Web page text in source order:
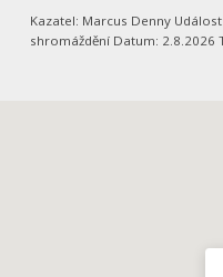
Kazatel: Marcus Denny
shromáždění Datum: 2.8.2026